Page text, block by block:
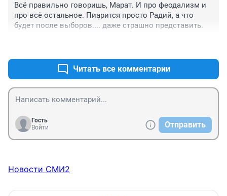
те кто говорят - ничего, потерпишь ,это мягкотелые
приспособленцы, которые лягут под любую власть! У
них нет ни своей гордости, ни гордости за свою
Всё правильно говоришь, Марат. И про феодализм и
про всё остальное. Пиарится просто Радий, а что
будет после выборов.... даже страшно представить.
Читать все комментарии
Гость
Войти
Отправить
Новости СМИ2